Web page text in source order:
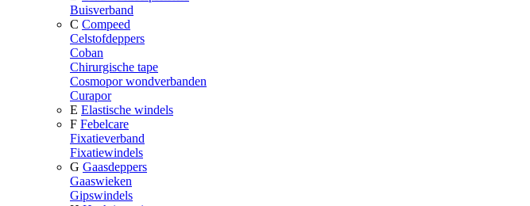
Buisverband
C Compeed
Celstofdeppers
Coban
Chirurgische tape
Cosmopor wondverbanden
Curapor
E Elastische windels
F Febelcare
Fixatieverband
Fixatiewindels
G Gaasdeppers
Gaaswieken
Gipswindels